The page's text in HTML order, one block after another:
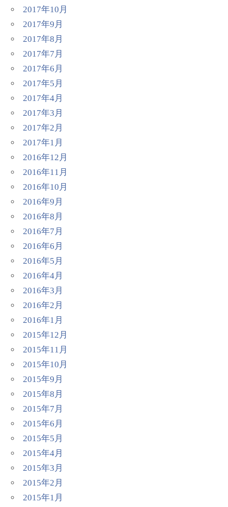
2017年10月
2017年9月
2017年8月
2017年7月
2017年6月
2017年5月
2017年4月
2017年3月
2017年2月
2017年1月
2016年12月
2016年11月
2016年10月
2016年9月
2016年8月
2016年7月
2016年6月
2016年5月
2016年4月
2016年3月
2016年2月
2016年1月
2015年12月
2015年11月
2015年10月
2015年9月
2015年8月
2015年7月
2015年6月
2015年5月
2015年4月
2015年3月
2015年2月
2015年1月